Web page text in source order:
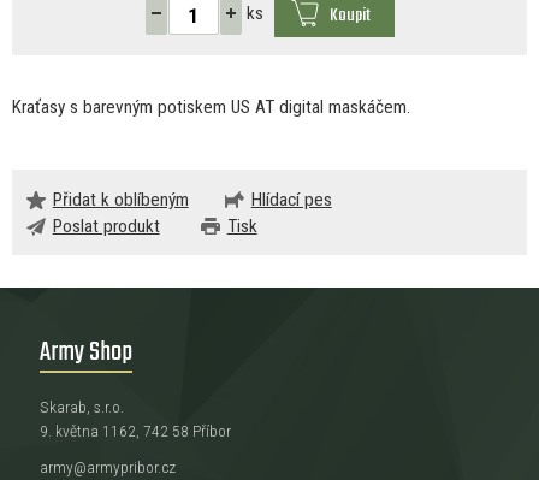
ks Koupit
Kraťasy s barevným potiskem US AT digital maskáčem.
Přidat k oblíbeným
Hlídací pes
Poslat produkt
Tisk
Army Shop
Skarab, s.r.o.
9. května 1162, 742 58 Příbor
army@armypribor.cz